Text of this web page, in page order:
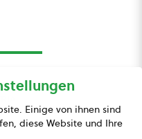
Einige von ihnen sind
diese Website und Ihre